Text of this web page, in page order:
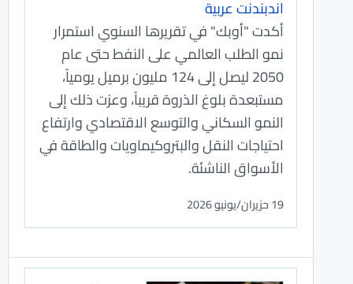
اندبندنت عربية
أكدت "أوبك" في تقريرها السنوي استمرار
نمو الطلب العالمي على النفط حتى عام
2050 ليصل إلى 124 مليون برميل يومياً،
مستبعدة بلوغ الذروة قريباً، وعزت ذلك إلى
النمو السكاني والتوسع الاقتصادي وارتفاع
احتياجات النقل والبتروكيماويات والطاقة في
الأسواق الناشئة.
19 حزيران/يونيو 2026